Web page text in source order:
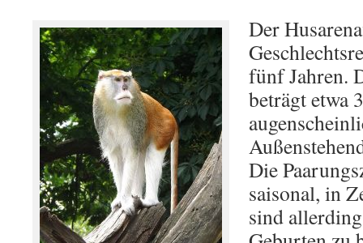
Der
fünf Jahren.
beträgt etwa
Die
saisonal, in
sind